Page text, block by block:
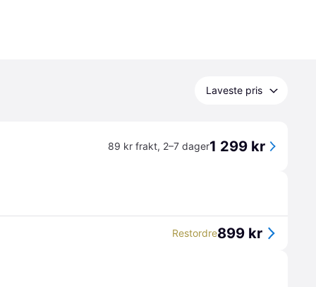
Laveste pris
89 kr frakt, 2–7 dager1 299 kr
Restordre899 kr